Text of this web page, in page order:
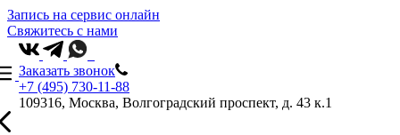
Запись на сервис онлайн
Свяжитесь с нами
Заказать звонок
+7 (495) 730-11-88
109316, Москва, Волгоградский проспект, д. 43 к.1